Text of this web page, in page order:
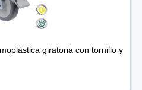
giratoria con tornillo y